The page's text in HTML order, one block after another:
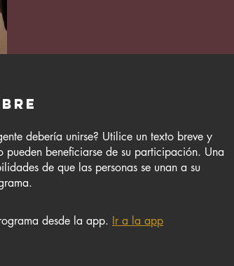
debería unirse? Utilice un texto breve y
beneficiarse de su participación. Una
de que las personas se unan a su
desde la app. Ir a la app